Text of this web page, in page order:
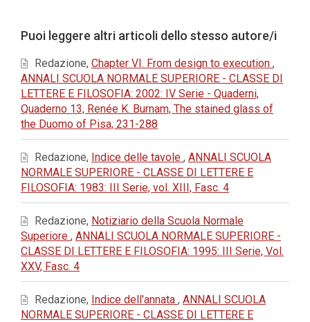
dell'articolo
Puoi leggere altri articoli dello stesso autore/i
Redazione, Chapter VI. From design to execution ,
ANNALI SCUOLA NORMALE SUPERIORE - CLASSE DI
LETTERE E FILOSOFIA: 2002: IV Serie - Quaderni,
Quaderno 13, Renée K. Burnam, The stained glass of
the Duomo of Pisa, 231-288
Redazione, Indice delle tavole , ANNALI SCUOLA
NORMALE SUPERIORE - CLASSE DI LETTERE E
FILOSOFIA: 1983: III Serie, vol. XIII, Fasc. 4
Redazione, Notiziario della Scuola Normale
Superiore , ANNALI SCUOLA NORMALE SUPERIORE -
CLASSE DI LETTERE E FILOSOFIA: 1995: III Serie, Vol.
XXV, Fasc. 4
Redazione, Indice dell'annata , ANNALI SCUOLA
NORMALE SUPERIORE - CLASSE DI LETTERE E